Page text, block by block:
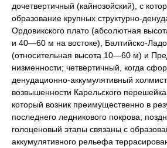
дочетвертичный (кайнозойский), с
образование крупных структурно-
Ордовикского плато (абсолютная
и 40—60 м на востоке), Балтийско-
(относительная высота 10—60 м) и
низменности; четвертичный, когда
денудационно-аккумулятивный
возвышенности Карельского
который возник преимущественно в
последнего ледникового покрова;
голоценовый этапы связаны с
аккумулятивного рельефа